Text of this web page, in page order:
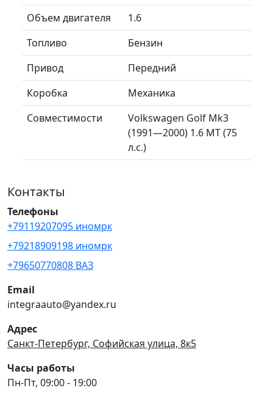
Объем двигателя
1.6
Топливо
Бензин
Привод
Передний
Коробка
Механика
Совместимости
Volkswagen Golf Mk3
(1991—2000) 1.6 MT (75
л.с.)
Контакты
Телефоны
+79119207095 иномрк
+79218909198 иномрк
+79650770808 ВАЗ
Email
integraauto@yandex.ru
Адрес
Санкт-Петербург, Софийская улица, 8к5
Часы работы
Пн-Пт, 09:00 - 19:00